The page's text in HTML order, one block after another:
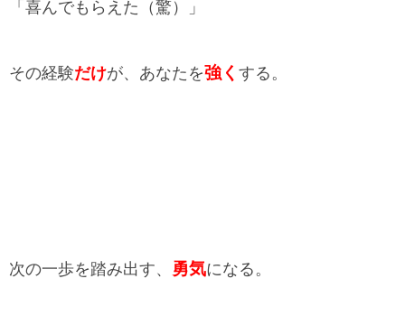
「喜んでもらえた（驚）」
その経験だけが、あなたを強く する。
次の一歩を踏み出す、 勇気になる。